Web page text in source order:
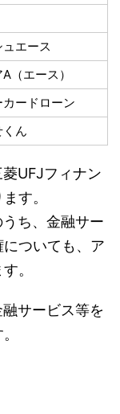
エース
（エース）
ードローン
くん
UFJフィナン
す。
ち、金融サー
ついても、ア
。
サービス等を